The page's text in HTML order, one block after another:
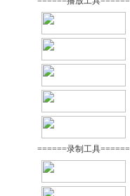
======录制工具======